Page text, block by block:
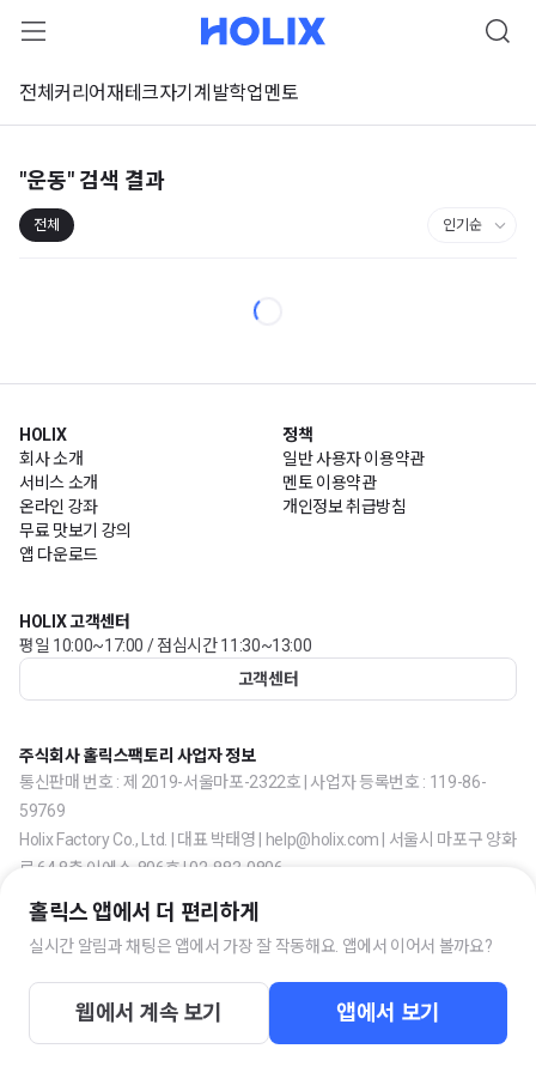
전체 커리어재테크자기계발학업멘토
"운동" 검색 결과
전체
HOLIX
회사 소개
서비스 소개
온라인 강좌
무료 맛보기 강의
앱 다운로드
정책
일반 사용자 이용약관
멘토 이용약관
개인정보 취급방침
HOLIX 고객센터
평일 10:00~17:00 / 점심시간 11:30~13:00
고객센터
주식회사 홀릭스팩토리 사업자 정보
통신판매 번호 : 제 2019-서울마포-2322호 | 사업자 등록번호 : 119-86-
59769
Holix Factory Co., Ltd. | 대표 박태영 | help@holix.com | 서울시 마포구 양화
로 64 8층 이에스-806호 | 02-883-0806
홀릭스 앱에서 더 편리하게
실시간 알림과 채팅은 앱에서 가장 잘 작동해요. 앱에서 이어서 볼까요?
웹에서 계속 보기 앱에서 보기